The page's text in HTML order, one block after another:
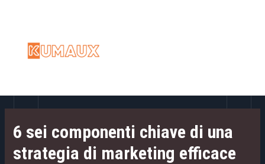
6 sei componenti chiave di una
strategia di marketing efficace